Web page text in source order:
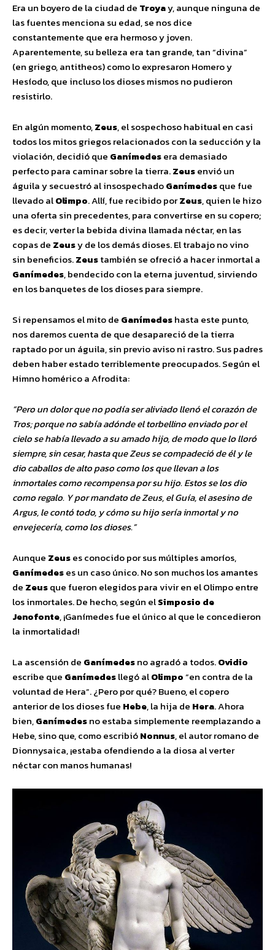
Era un boyero de la ciudad de Troyay, aunque ninguna de
las fuentes menciona su edad, se nos dice
constantemente que era hermoso y joven.
Aparentemente, su belleza era tan grande, tan “divina”
(en griego, antitheos) como lo expresaron Homero y
Hesíodo, que incluso los dioses mismos no pudieron
resistirlo.
En algún momento,Zeus, el sospechoso habitual en casi
todos los mitos griegos relacionados con la seducción y la
violación, decidió que Ganímedesera demasiado
perfecto para caminar sobre la tierra.Zeusenvió un
águila y secuestró al insospechadoGanímedesque fue
llevado alOlimpo. Allí, fue recibido porZeus, quien le hizo
una oferta sin precedentes, para convertirse en su copero;
es decir, verter la bebida divina llamada néctar, en las
copas de Zeusy de los demás dioses. El trabajo no vino
sin beneficios.Zeustambién se ofreció a hacer inmortal a
Ganímedes, bendecido con la eterna juventud, sirviendo
en los banquetes de los dioses para siempre.
Si repensamos el mito de Ganímedeshasta este punto,
nos daremos cuenta de que desapareció de la tierra
raptado por un águila, sin previo aviso ni rastro. Sus padres
deben haber estado terriblemente preocupados. Según el
Himno homérico a Afrodita:
“Pero un dolor que no podía ser aliviado llenó el corazón de
Tros; porque no sabía adónde el torbellino enviado por el
cielo se había llevado a su amado hijo, de modo que lo lloró
siempre, sin cesar, hasta que Zeus se compadeció de él y le
dio caballos de alto paso como los que llevan a los
inmortales como recompensa por su hijo. Estos se los dio
como regalo. Y por mandato de Zeus, el Guía, el asesino de
Argus, le contó todo, y cómo su hijo sería inmortal y no
envejecería, como los dioses.”
Aunque Zeuses conocido por sus múltiples amoríos,
Ganímedeses un caso único. No son muchos los amantes
de Zeusque fueron elegidos para vivir en el Olimpo entre
los inmortales. De hecho, según elSimposio de
Jenofonte, ¡Ganímedes fue el único al que le concedieron
la inmortalidad!
La ascensión de Ganímedesno agradó a todos.Ovidio
escribe que Ganímedesllegó alOlimpo“en contra de la
voluntad de Hera”. ¿Pero por qué? Bueno, el copero
anterior de los dioses fue Hebe, la hija de Hera. Ahora
bien,Ganímedesno estaba simplemente reemplazando a
Hebe, sino que, como escribióNonnus, el autor romano de
Dionnysaica, ¡estaba ofendiendo a la diosa al verter
néctar con manos humanas!